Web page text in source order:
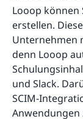
Looop können
erstellen.
Unternehmen
denn Looop
und Slack.
SCIM-
Anwendungen